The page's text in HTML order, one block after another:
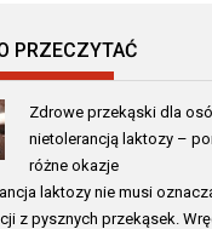
PRZECZYTAĆ
Zdrowe przekąski dla
nietolerancją laktozy –
różne okazje
laktozy nie musi
z pysznych przekąsek.